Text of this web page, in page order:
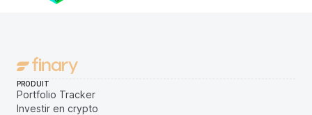
PRODUIT
Portfolio Tracker
Investir en crypto